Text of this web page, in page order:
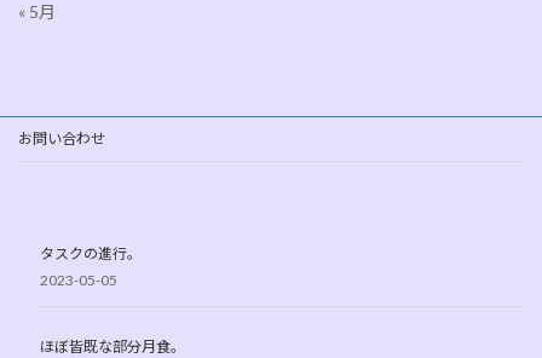
« 5月
お問い合わせ
タスクの進行。
2023-05-05
ほぼ皆既な部分月食。